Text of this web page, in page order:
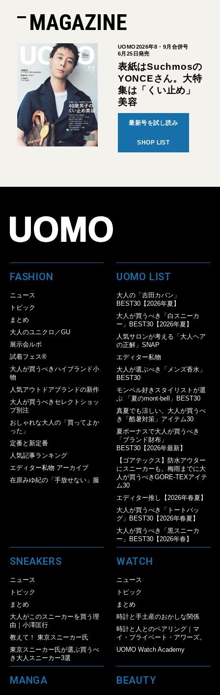
MAGAZINE
UOMO2026年8・9月合併号
6月25日発売
表紙はSuchmosの
YONCEさん。大特
集は「くい止め」
美容
最新号を試し読み
SHOP LIST
FASHION
ニュース
トピック
まとめ
大人のユニクロ／GU
展示会ルポ
試着フェス®︎
大人が買うべきハイブランド小
物
人気アウトドアブランドの新作
大人が買うべきセレクトショッ
プ別注
おしゃれな大人の「買ってよか
った」
定番と新定番
人気記事ランキング
エディター私物 アーカイブ
在原みゆ紀の「手放せない」服
UOMO LIST
大人の「吉田カバン」
BEST30【2026年夏】
大人が買うべき「白スニーカ
ー」BEST30【2026年夏】
人気サロンが考える「大人ヘア
の正解」SNAP
エディター私物
大人が選ぶべき「メンズ香水」
BEST30
モンベル好きスタイリストが選
ぶ 「夏のmont-bell」BEST30
真夏でも涼しい。大人が買うべ
き「酷暑対策」アイテム30
夏ボーナスで大人が買うべき
「ブランド財布」
BEST30【2026年最新】
【ゴアテックス】防水アウター
にスニーカーも。梅雨までに大
人が買うべきGORE-TEXアイテ
ム30
エディター推し【2026年春夏】
大人が買うべき「トートバッ
グ」BEST30【2026年春夏】
大人が買うべき「黒スニーカ
ー」BEST30【2026年春】
SNEAKERS
ニュース
トピック
まとめ
大人がこのスニーカーを買う理
由｜小澤匡行
教えて！ 東京スニーカー氏
東京スニーカー氏が選ぶ買うべ
き大人スニーカー3選
WATCH
ニュース
トピック
まとめ
時計と手土産のおかしな関係
時計と人とのペアリング｜マ
イ・プライベート・アワーズ。
UOMO Watch Academy
MANGA BEAUTY